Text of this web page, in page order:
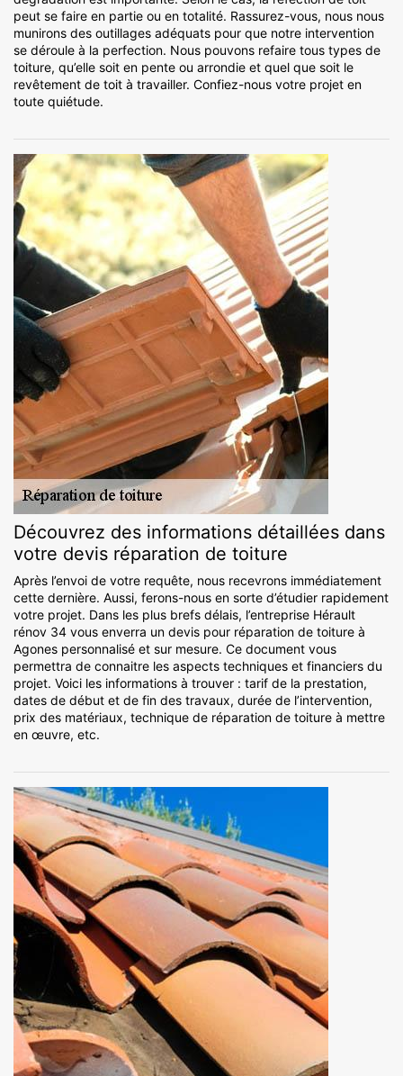
peut se faire en partie ou en totalité. Rassurez-vous, nous nous
munirons des outillages adéquats pour que notre intervention
se déroule à la perfection. Nous pouvons refaire tous types de
toiture, qu’elle soit en pente ou arrondie et quel que soit le
revêtement de toit à travailler. Confiez-nous votre projet en
toute quiétude.
Découvrez des informations détaillées dans
votre devis réparation de toiture
Après l’envoi de votre requête, nous recevrons immédiatement
cette dernière. Aussi, ferons-nous en sorte d’étudier rapidement
votre projet. Dans les plus brefs délais, l’entreprise Hérault
rénov 34 vous enverra un devis pour réparation de toiture à
Agones personnalisé et sur mesure. Ce document vous
permettra de connaitre les aspects techniques et financiers du
projet. Voici les informations à trouver : tarif de la prestation,
dates de début et de fin des travaux, durée de l’intervention,
prix des matériaux, technique de réparation de toiture à mettre
en œuvre, etc.